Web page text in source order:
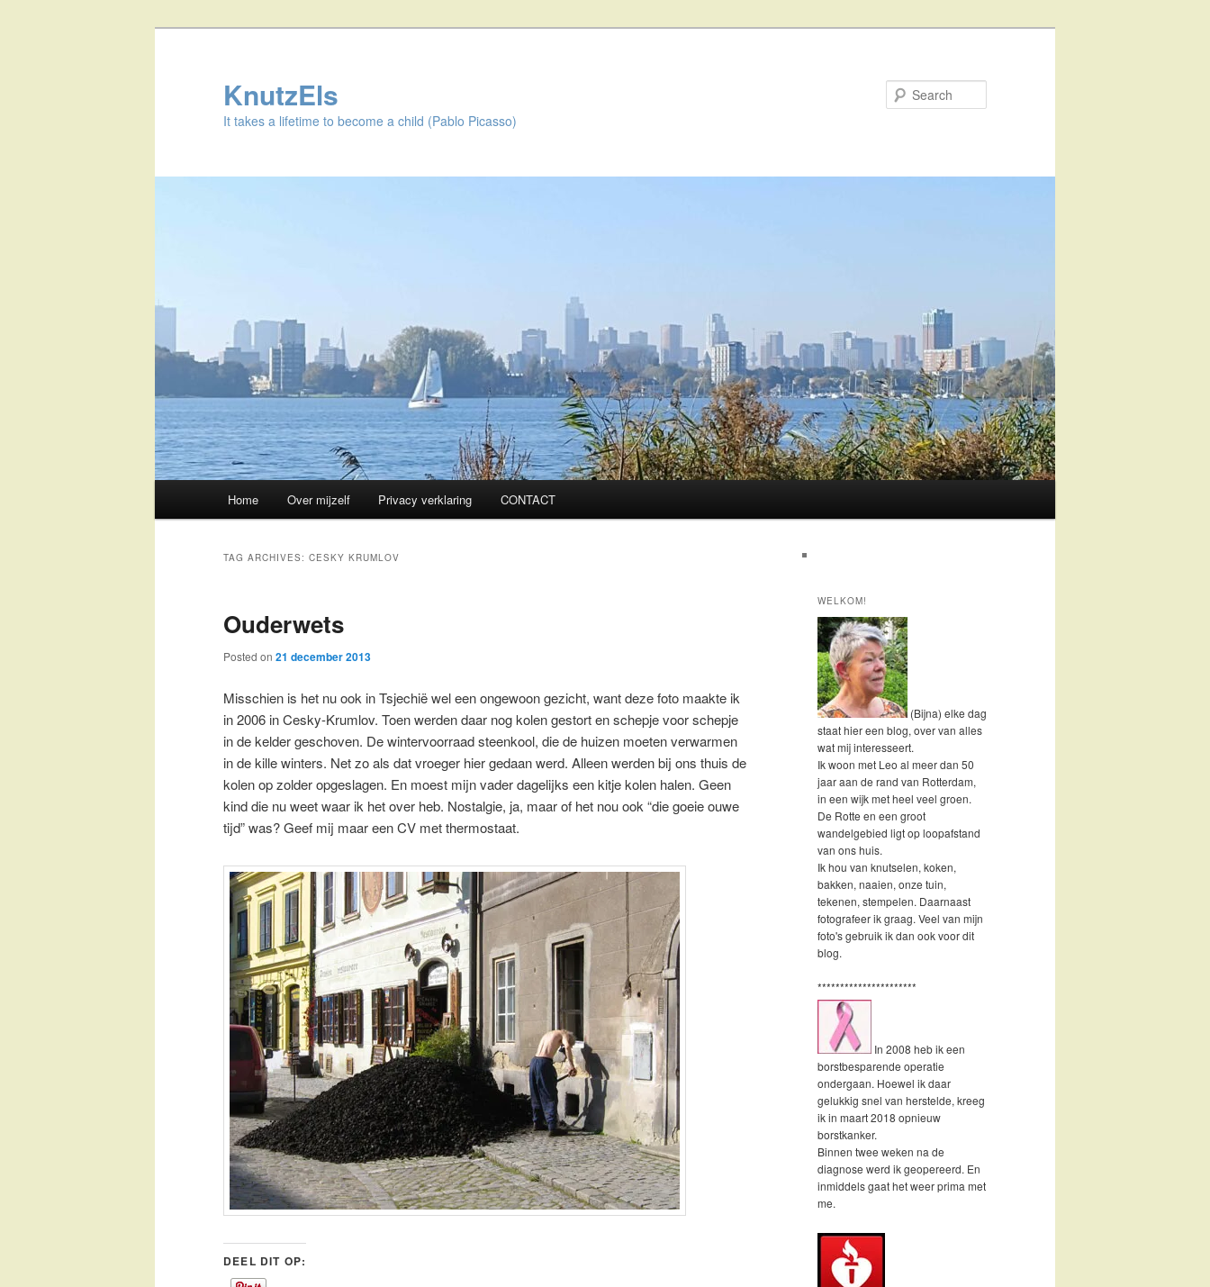
KnutzEls
It takes a lifetime to become a child (Pablo Picasso)
Skip
content
Skip
content
Home Over mijzelf Privacy verklaring CONTACT
TAG ARCHIVES: CESKY KRUMLOV
Ouderwets
Posted on 21 december 2013
Misschien is het nu ook in Tsjechië wel een ongewoon gezicht, want deze foto maakte ik
in 2006 in Cesky-Krumlov. Toen werden daar nog kolen gestort en schepje voor schepje
in de kelder geschoven. De wintervoorraad steenkool, die de huizen moeten verwarmen
in de kille winters. Net zo als dat vroeger hier gedaan werd. Alleen werden bij ons thuis de
kolen op zolder opgeslagen. En moest mijn vader dagelijks een kitje kolen halen. Geen
kind die nu weet waar ik het over heb. Nostalgie, ja, maar of het nou ook “die goeie ouwe
tijd” was? Geef mij maar een CV met thermostaat.
DEEL DIT OP:
WELKOM!
(Bijna) elke dag
staat hier een blog, over van alles
wat mij interesseert.
Ik woon met Leo al meer dan 50
jaar aan de rand van Rotterdam,
in een wijk met heel veel groen.
De Rotte en een groot
wandelgebied ligt op loopafstand
van ons huis.
Ik hou van knutselen, koken,
bakken, naaien, onze tuin,
tekenen, stempelen. Daarnaast
fotografeer ik graag. Veel van mijn
foto's gebruik ik dan ook voor dit
blog.
**********************
In 2008 heb ik een
borstbesparende operatie
ondergaan. Hoewel ik daar
gelukkig snel van herstelde, kreeg
ik in maart 2018 opnieuw
borstkanker.
Binnen twee weken na de
diagnose werd ik geopereerd. En
inmiddels gaat het weer prima met
me.